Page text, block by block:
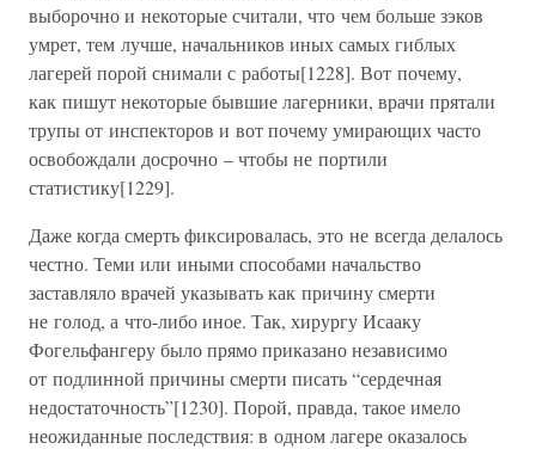
выборочно и некоторые считали, что чем больше зэков
умрет, тем лучше, начальников иных самых гиблых
лагерей порой снимали с работы[1228]. Вот почему,
как пишут некоторые бывшие лагерники, врачи прятали
трупы от инспекторов и вот почему умирающих часто
освобождали досрочно – чтобы не портили
статистику[1229].
Даже когда смерть фиксировалась, это не всегда делалось
честно. Теми или иными способами начальство
заставляло врачей указывать как причину смерти
не голод, а что-либо иное. Так, хирургу Исааку
Фогельфангеру было прямо приказано независимо
от подлинной причины смерти писать “сердечная
недостаточность”[1230]. Порой, правда, такое имело
неожиданные последствия: в одном лагере оказалось